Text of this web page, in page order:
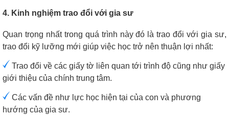
4. Kinh nghiệm trao đổi với gia sư
Quan trọng nhất trong quá trình này đó là trao đổi với gia sư,
trao đổi kỹ lưỡng mới giúp việc học trở nên thuận lợi nhất:
Trao đổi về các giấy tờ liên quan tới trình độ cũng như giấy
giới thiệu của chính trung tâm.
Các vấn đề như lực học hiện tại của con và phương
hướng của gia sư.